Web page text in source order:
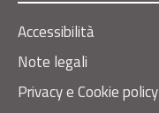
Accessibilità
Note legali
Privacy e Cookie policy